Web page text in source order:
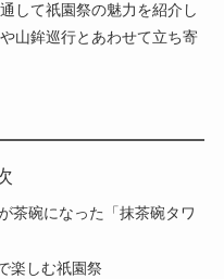
して祇園祭の魅力を紹介し
山鉾巡行とあわせて立ち寄
碗になった「抹茶碗タワ
楽しむ祇園祭